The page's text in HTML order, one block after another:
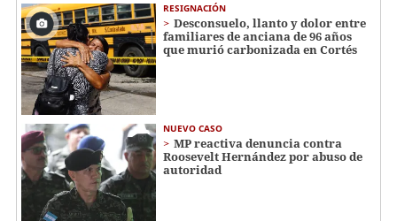
RESIGNACIÓN
​​​​Desconsuelo, llanto y dolor entre
familiares de anciana de 96 años
que murió carbonizada en Cortés
NUEVO CASO
MP reactiva denuncia contra
Roosevelt Hernández por abuso de
autoridad